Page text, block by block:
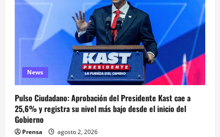
News
Pulso Ciudadano: Aprobación del Presidente Kast cae a
25,6% y registra su nivel más bajo desde el inicio del
Gobierno
Prensa agosto 2, 2026